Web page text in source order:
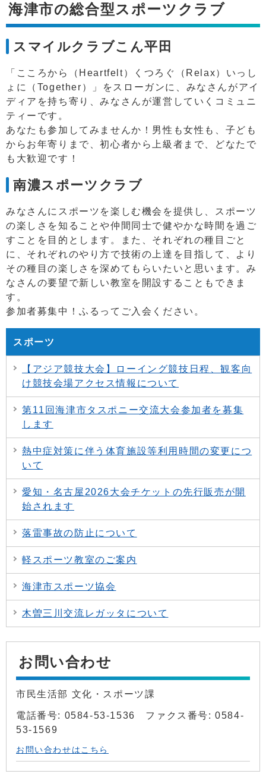
海津市の総合型スポーツクラブ
スマイルクラブこん平田
「こころから（Heartfelt）くつろぐ（Relax）いっし
ょに（Together）」をスローガンに、みなさんがアイ
ディアを持ち寄り、みなさんが運営していくコミュニ
ティーです。
あなたも参加してみませんか！男性も女性も、子ども
からお年寄りまで、初心者から上級者まで、どなたで
も大歓迎です！
南濃スポーツクラブ
みなさんにスポーツを楽しむ機会を提供し、スポーツ
の楽しさを知ることや仲間同士で健やかな時間を過ご
すことを目的とします。また、それぞれの種目ごと
に、それぞれのやり方で技術の上達を目指して、より
その種目の楽しさを深めてもらいたいと思います。み
なさんの要望で新しい教室を開設することもできま
す。
参加者募集中！ふるってご入会ください。
スポーツ
【アジア競技大会】ローイング競技日程、観客向
け競技会場アクセス情報について
第11回海津市タスポニー交流大会参加者を募集
します
熱中症対策に伴う体育施設等利用時間の変更につ
いて
愛知・名古屋2026大会チケットの先行販売が開
始されます
落雷事故の防止について
軽スポーツ教室のご案内
海津市スポーツ協会
木曽三川交流レガッタについて
お問い合わせ
市民生活部 文化・スポーツ課
電話番号: 0584-53-1536 ファクス番号: 0584-
53-1569
お問い合わせはこちら